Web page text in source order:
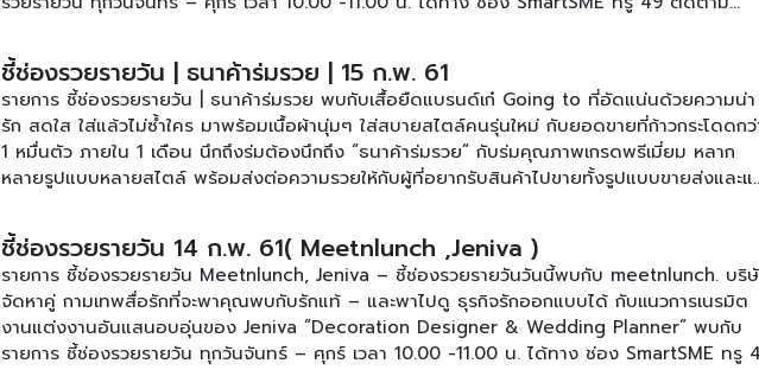
[คลิก]
ชี้ช่องรวยรายวัน | ธนาค้าร่มรวย | 15 ก.พ. 61
รายการ ชี้ช่องรวยรายวัน | ธนาค้าร่มรวย พบกับเสื้อยืดแบรนด์เก๋ Going to ที่อัดแน่นด้วยความน่า
รัก สดใส ใส่แล้วไม่ซ้ำใคร มาพร้อมเนื้อผ้านุ่มๆ ใส่สบายสไตล์คนรุ่นใหม่ กับยอดขายที่ก้าวกระโดดกว่
1 หมื่นตัว ภายใน 1 เดือน นึกถึงร่มต้องนึกถึง “ธนาค้าร่มรวย” กับร่มคุณภาพเกรดพรีเมี่ยม หลาก
หลายรูปแบบหลายสไตล์ พร้อมส่งต่อความรวยให้กับผู้ที่อยากรับสินค้าไปขายทั้งรูปแบบขายส่งและแ
คุณให้เท่ห์เก๋ไม่ซ้ำใคร ด้วยรูปแบบการตกแต่งในต่างแดนที่หลากหลาย หลายสไตล์ พบกับรายการ ชี้
ช่องรวยรายวัน ทุกวันจันทร์ – ศุกร์ เวลา 10.00 -11.00 น. ได้ทาง ช่อง SmartSME ทรู 49 ติดตาม
ข้อมูลเพิ่มเติมของรายการได้ที่ เฟสบุ๊ค : www.facebook.com/smartsme ดูตอนอื่นๆของรายการ
[คลิก]
ชี้ช่องรวยรายวัน 14 ก.พ. 61( Meetnlunch ,Jeniva )
รายการ ชี้ช่องรวยรายวัน Meetnlunch, Jeniva – ชี้ช่องรวยรายวันวันนี้พบกับ meetnlunch. บริ
จัดหาคู่ กามเทพสื่อรักที่จะพาคุณพบกับรักแท้ – และพาไปดู ธุรกิจรักออกแบบได้ กับเเนวการเนรมิต
งานแต่งงานอันแสนอบอุ่นของ Jeniva “Decoration Designer & Wedding Planner” พบกับ
รายการ ชี้ช่องรวยรายวัน ทุกวันจันทร์ – ศุกร์ เวลา 10.00 -11.00 น. ได้ทาง ช่อง SmartSME ทรู